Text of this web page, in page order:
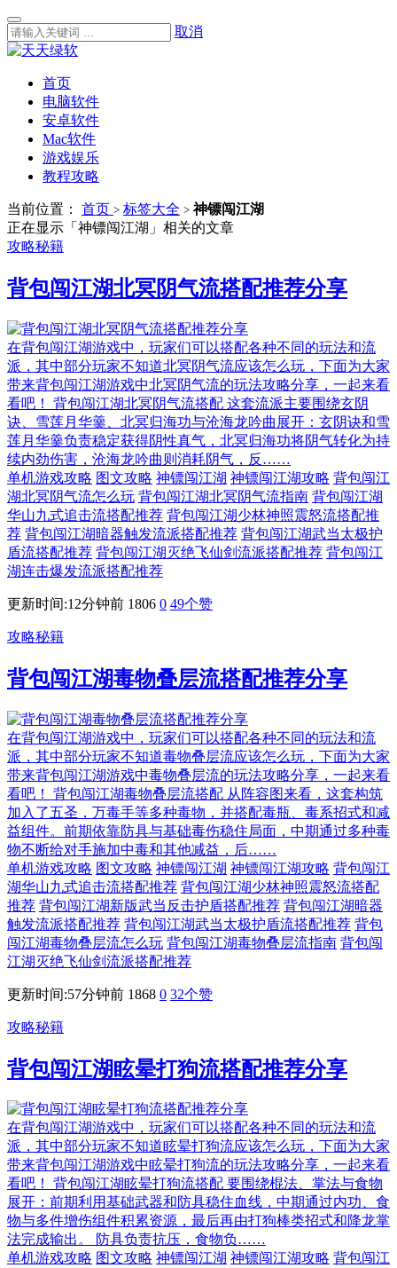
取消
首页
电脑软件
安卓软件
Mac软件
游戏娱乐
教程攻略
当前位置： 首页 > 标签大全 > 神镖闯江湖
正在显示「神镖闯江湖」相关的文章
攻略秘籍
背包闯江湖北冥阴气流搭配推荐分享
在背包闯江湖游戏中，玩家们可以搭配各种不同的玩法和流
派，其中部分玩家不知道北冥阴气流应该怎么玩，下面为大家
带来背包闯江湖游戏中北冥阴气流的玩法攻略分享，一起来看
看吧！ 背包闯江湖北冥阴气流搭配 这套流派主要围绕玄阴
诀、雪莲月华羹、北冥归海功与沧海龙吟曲展开：玄阴诀和雪
莲月华羹负责稳定获得阴性真气，北冥归海功将阴气转化为持
续内劲伤害，沧海龙吟曲则消耗阴气，反……
单机游戏攻略 图文攻略 神镖闯江湖 神镖闯江湖攻略 背包闯江
湖北冥阴气流怎么玩 背包闯江湖北冥阴气流指南 背包闯江湖
华山九式追击流搭配推荐 背包闯江湖少林神照震怒流搭配推
荐 背包闯江湖暗器触发流派搭配推荐 背包闯江湖武当太极护
盾流搭配推荐 背包闯江湖灭绝飞仙剑流派搭配推荐 背包闯江
湖连击爆发流派搭配推荐
更新时间:12分钟前 1806 0 49个赞
攻略秘籍
背包闯江湖毒物叠层流搭配推荐分享
在背包闯江湖游戏中，玩家们可以搭配各种不同的玩法和流
派，其中部分玩家不知道毒物叠层流应该怎么玩，下面为大家
带来背包闯江湖游戏中毒物叠层流的玩法攻略分享，一起来看
看吧！ 背包闯江湖毒物叠层流搭配 从阵容图来看，这套构筑
加入了五圣，万毒手等多种毒物，并搭配毒瓶、毒系招式和减
益组件。前期依靠防具与基础毒伤稳住局面，中期通过多种毒
物不断给对手施加中毒和其他减益，后……
单机游戏攻略 图文攻略 神镖闯江湖 神镖闯江湖攻略 背包闯江
湖华山九式追击流搭配推荐 背包闯江湖少林神照震怒流搭配
推荐 背包闯江湖新版武当反击护盾搭配推荐 背包闯江湖暗器
触发流派搭配推荐 背包闯江湖武当太极护盾流搭配推荐 背包
闯江湖毒物叠层流怎么玩 背包闯江湖毒物叠层流指南 背包闯
江湖灭绝飞仙剑流派搭配推荐
更新时间:57分钟前 1868 0 32个赞
攻略秘籍
背包闯江湖眩晕打狗流搭配推荐分享
在背包闯江湖游戏中，玩家们可以搭配各种不同的玩法和流
派，其中部分玩家不知道眩晕打狗流应该怎么玩，下面为大家
带来背包闯江湖游戏中眩晕打狗流的玩法攻略分享，一起来看
看吧！ 背包闯江湖眩晕打狗流搭配 要围绕棍法、掌法与食物
展开：前期利用基础武器和防具稳住血线，中期通过内功、食
物与多件增伤组件积累资源，最后再由打狗棒类招式和降龙掌
法完成输出。 防具负责抗压，食物负……
单机游戏攻略 图文攻略 神镖闯江湖 神镖闯江湖攻略 背包闯江